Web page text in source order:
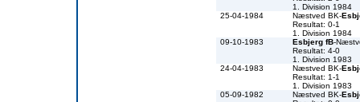
1. Division 1984
25-04-1984
Næstved BK-
Resultat: 0-1
1. Division 1984
09-10-1983
Esbjerg fB-
Resultat: 4-0
1. Division 1983
24-04-1983
Næstved BK-
Resultat: 1-1
1. Division 1983
05-09-1982
Næstved BK-